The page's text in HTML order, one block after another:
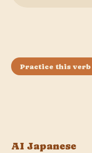
Practice this verb
AI Japanese